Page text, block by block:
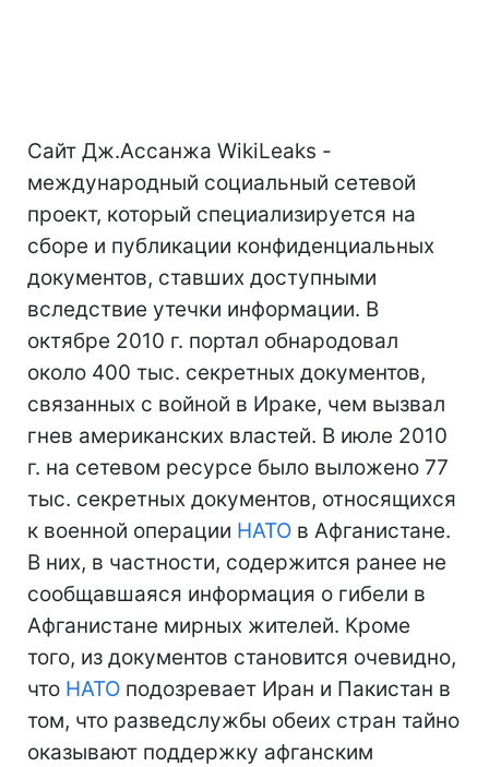
Сайт Дж.Ассанжа WikiLeaks -
международный социальный сетевой
проект, который специализируется на
сборе и публикации конфиденциальных
документов, ставших доступными
вследствие утечки информации. В
октябре 2010 г. портал обнародовал
около 400 тыс. секретных документов,
связанных с войной в Ираке, чем вызвал
гнев американских властей. В июле 2010
г. на сетевом ресурсе было выложено 77
тыс. секретных документов, относящихся
к военной операции НАТО в Афганистане.
В них, в частности, содержится ранее не
сообщавшаяся информация о гибели в
Афганистане мирных жителей. Кроме
того, из документов становится очевидно,
что НАТО подозревает Иран и Пакистан в
том, что разведслужбы обеих стран тайно
оказывают поддержку афганским